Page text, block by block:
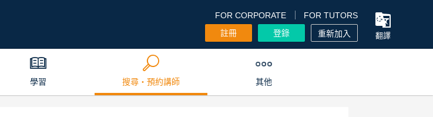
FOR CORPORATE
FOR TUTORS
註冊
登錄 重新加入 翻譯
學習 搜尋・預約講師 其他